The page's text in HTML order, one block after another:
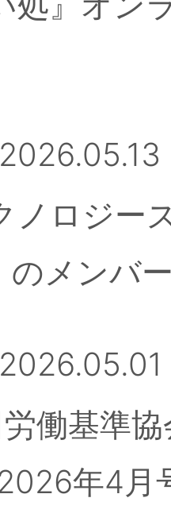
2026.05.13
ノロジー
メンバ
2026.05.01
働基準
年4月